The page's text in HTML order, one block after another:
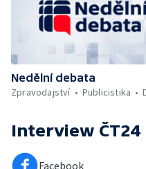
Nedělní debata
Zpravodajství
Publicistika
Interview ČT24
Facebook